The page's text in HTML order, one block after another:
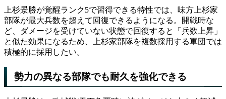
上杉景勝が覚醒ランク5で習得できる特性では、味方上杉家
部隊が最大兵数を超えて回復できるようになる。開戦時な
ど、ダメージを受けていない状態で回復すると「兵数上昇」
と似た効果になるため、上杉家部隊を複数採用する軍団では
積極的に採用したい。
勢力の異なる部隊でも耐久を強化できる